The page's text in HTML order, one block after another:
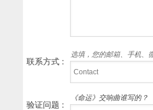
联系方式 :
选填，您的邮箱、手机、
验证问题 :
《命运》交响曲谁写的？